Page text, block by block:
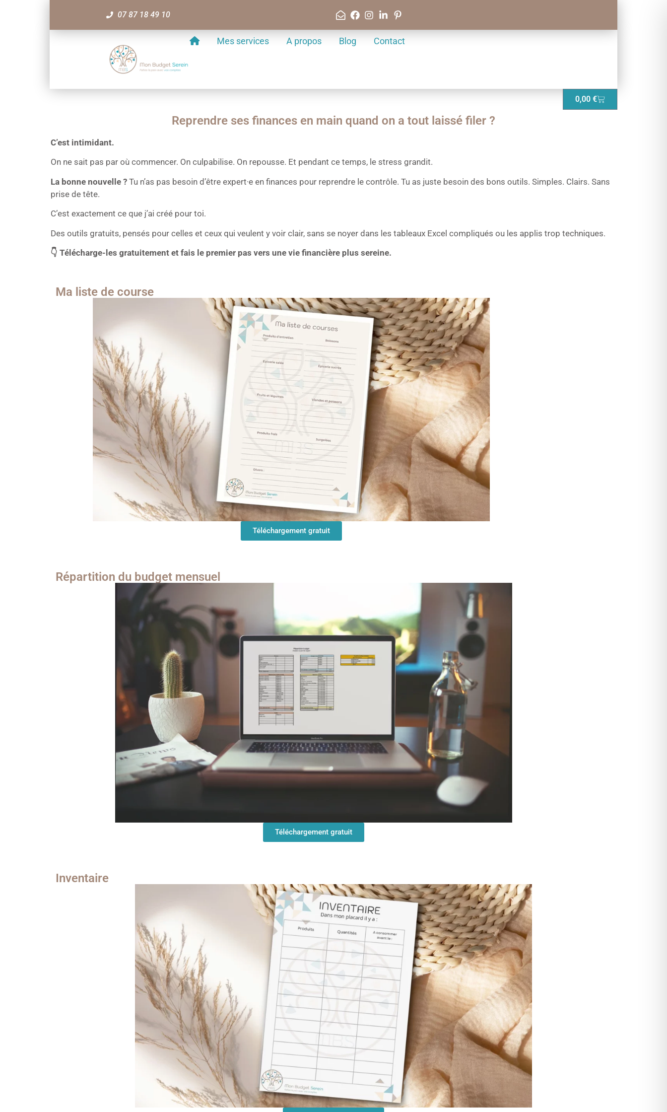
07 87 18 49 10
Mes services A propos Blog Contact
0,00 €
Reprendre ses finances en main quand on a tout laissé filer ?
C’est intimidant.
On ne sait pas par où commencer. On culpabilise. On repousse. Et pendant ce temps, le stress grandit.
La bonne nouvelle ? Tu n’as pas besoin d’être expert·e en finances pour reprendre le contrôle. Tu as juste besoin des bons outils. Simples. Clairs. Sans
prise de tête.
C’est exactement ce que j’ai créé pour toi.
Des outils gratuits, pensés pour celles et ceux qui veulent y voir clair, sans se noyer dans les tableaux Excel compliqués ou les applis trop techniques.
👇 Télécharge-les gratuitement et fais le premier pas vers une vie financière plus sereine.
Ma liste de course
Téléchargement gratuit
Répartition du budget mensuel
Téléchargement gratuit
Inventaire